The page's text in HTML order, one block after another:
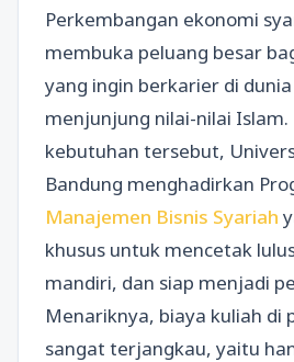
Perkembangan ekonomi
membuka peluang besar
yang ingin berkarier di
menjunjung nilai-nilai
kebutuhan tersebut,
Bandung menghadirkan
Manajemen Bisnis Syariah
khusus untuk mencetak
mandiri, dan siap menjadi
Menariknya, biaya kuliah di
sangat terjangkau, yaitu